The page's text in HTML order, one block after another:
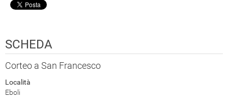
SCHEDA
Corteo a San Francesco
Località
Eboli